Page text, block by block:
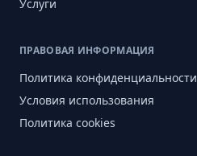
Услуги
ПРАВОВАЯ ИНФОРМАЦИЯ
Политика конфиденциальности
Условия использования
Политика cookies